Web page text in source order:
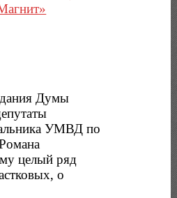
Думы
УМВД по
целый ряд
о